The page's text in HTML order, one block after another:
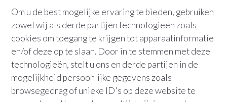
Om u de best mogelijke ervaring te bieden, gebruiken
zowel wij als derde partijen technologieën zoals
cookies om toegang te krijgen tot apparaatinformatie
en/of deze op te slaan. Door in te stemmen met deze
technologieën, stelt u ons en derde partijen in de
mogelijkheid persoonlijke gegevens zoals
browsegedrag of unieke ID's op deze website te
2018Antwerpen
Solvynsstraat70 GLVL
Warehouse in de stad